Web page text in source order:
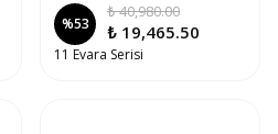
%53
₺ 40,980.00
₺ 19,465.50
11 Evara Serisi